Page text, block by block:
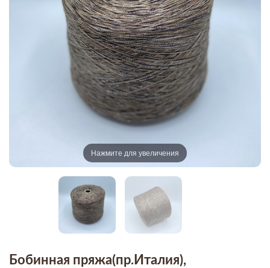
Нажмите для увеличения
Бобинная пряжа(пр.Италия),